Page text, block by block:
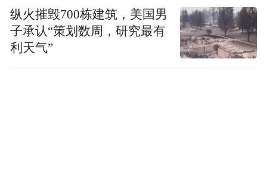
纵火摧毁700栋建筑，美国男
子承认“策划数周，研究最有
利天气”